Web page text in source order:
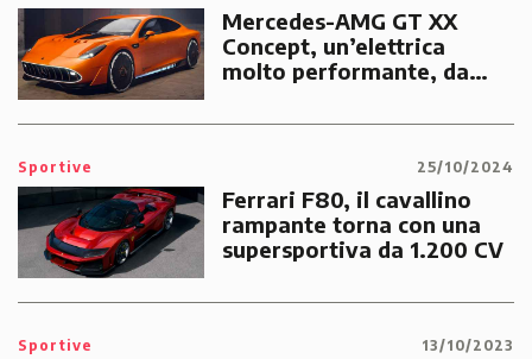
Mercedes-AMG GT XX
Concept, un’elettrica
molto performante, da
Sportive 25/10/2024
Ferrari F80, il cavallino
rampante torna con una
supersportiva da 1.200 CV
Sportive 13/10/2023